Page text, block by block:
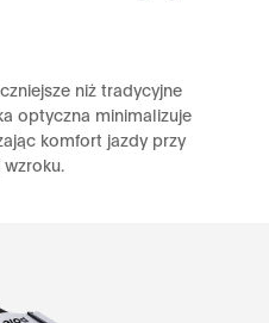
niż tradycyjne
optyczna minimalizuje
komfort jazdy przy
wzroku.